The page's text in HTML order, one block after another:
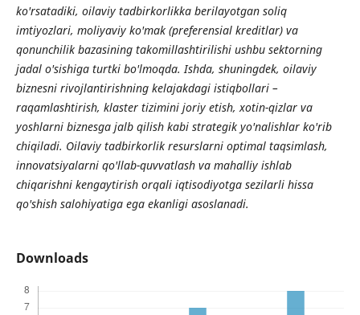
ko'rsatadiki, oilaviy tadbirkorlikka berilayotgan soliq
imtiyozlari, moliyaviy ko'mak (preferensial kreditlar) va
qonunchilik bazasining takomillashtirilishi ushbu sektorning
jadal o'sishiga turtki bo'lmoqda. Ishda, shuningdek, oilaviy
biznesni rivojlantirishning kelajakdagi istiqbollari –
raqamlashtirish, klaster tizimini joriy etish, xotin-qizlar va
yoshlarni biznesga jalb qilish kabi strategik yo'nalishlar ko'rib
chiqiladi. Oilaviy tadbirkorlik resurslarni optimal taqsimlash,
innovatsiyalarni qo'llab-quvvatlash va mahalliy ishlab
chiqarishni kengaytirish orqali iqtisodiyotga sezilarli hissa
qo'shish salohiyatiga ega ekanligi asoslanadi.
Downloads